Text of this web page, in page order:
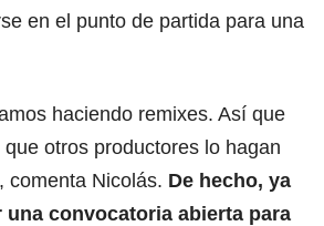
en el punto de partida para una
haciendo remixes. Así que
otros productores lo hagan
comenta Nicolás. De hecho, ya
convocatoria abierta para